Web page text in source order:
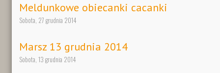
Meldunkowe obiecanki cacanki
Sobota, 27 grudnia 2014
Marsz 13 grudnia 2014
Sobota, 13 grudnia 2014